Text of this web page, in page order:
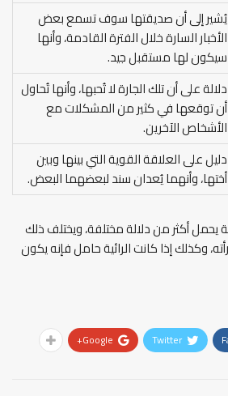
يُشير إلى أن صديقتها سوف تسمع بعض
الأخبار السارة خلال الفترة القادمة، وأنها
سيكون لها مستقبل جيد.
دلالة على أن تلك الجارة لا تُحبها، وأنها تُحاول
أن توقعها في كثير من المشكلات مع
الأشخاص الآخرين.
دليل على العلاقة القوية التي بينها وبين
أختها، وأنهما يُعدان سند لبعضهما البعض.
يحمل أكثر من دلالة مختلفة، ويختلف ذلك
وكذلك إذا كانت الرائية حامل فإنه يكون
Twitter
Google+